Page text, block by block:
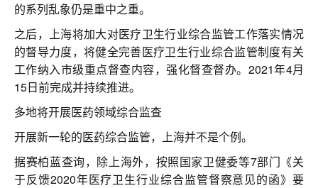
的系列乱象仍是重中之重。
之后，上海将加大对医疗卫生行业综合监管工作落实情况
的督导力度，将健全完善医疗卫生行业综合监管制度有关
工作纳入市级重点督查内容，强化督查督办。2021年4月
15日前完成并持续推进。
多地将开展医药领域综合监查
开展新一轮的医药综合监管，上海并不是个例。
据赛柏蓝查询，除上海外，按照国家卫健委等7部门《关
于反馈2020年医疗卫生行业综合监管督察意见的函》要